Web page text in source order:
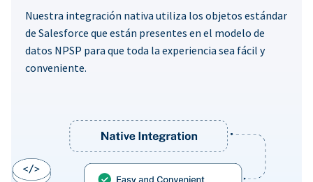
Nuestra integración nativa utiliza los objetos estándar
de Salesforce que están presentes en el modelo de
datos NPSP para que toda la experiencia sea fácil y
conveniente.